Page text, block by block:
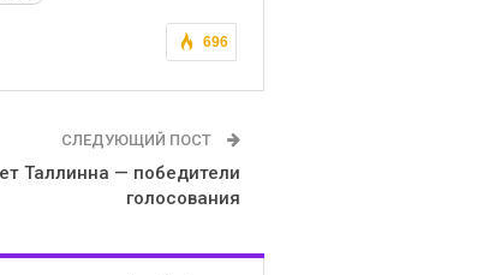
696
СЛЕДУЮЩИЙ ПОСТ
Таллинна — победители
голосования